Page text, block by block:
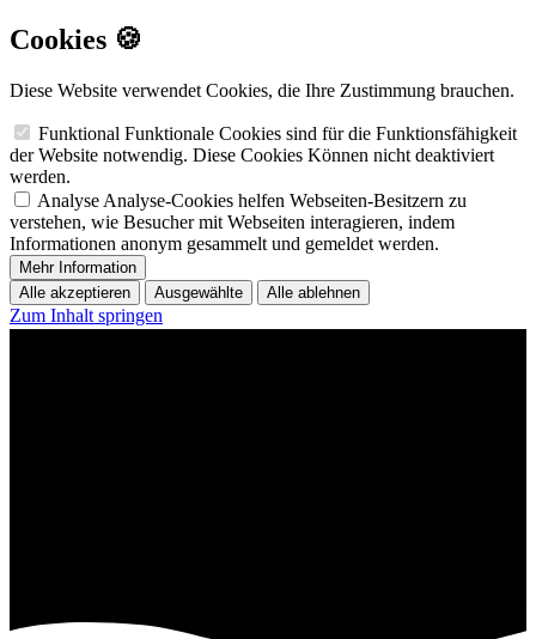
Cookies 🍪
Diese Website verwendet Cookies, die Ihre Zustimmung brauchen.
Funktional Funktionale Cookies sind für die Funktionsfähigkeit
der Website notwendig. Diese Cookies Können nicht deaktiviert
werden.
Analyse Analyse-Cookies helfen Webseiten-Besitzern zu
verstehen, wie Besucher mit Webseiten interagieren, indem
Informationen anonym gesammelt und gemeldet werden.
Mehr Information
Alle akzeptieren
Ausgewählte Alle ablehnen
Zum Inhalt springen